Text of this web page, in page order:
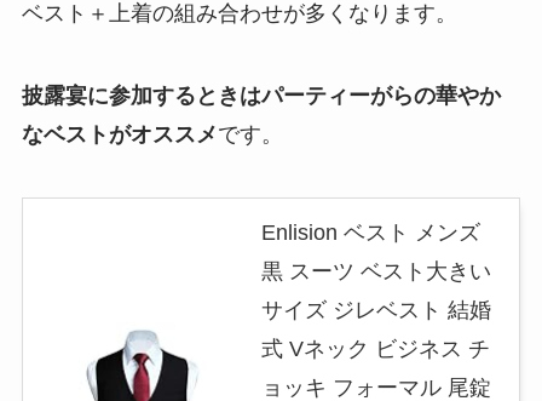
ベスト＋上着の組み合わせが多くなります。
披露宴に参加するときはパーティーがらの華やか
なベストがオススメです。
Enlision ベスト メンズ
黒 スーツ ベスト大きい
サイズ ジレベスト 結婚
式 Vネック ビジネス チ
ョッキ フォーマル 尾錠